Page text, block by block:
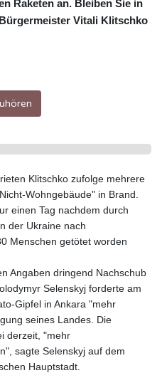
Raketen an. Bleiben Sie in
Vitali Klitschko
Klitschko zufolge mehrere
Wohngebäude" in Brand.
einen Tag nachdem durch
der Ukraine nach
Menschen getötet worden
Angaben dringend Nachschub
Selenskyj forderte am
Gipfel in Ankara "mehr
seines Landes. Die
derzeit, "mehr
sagte Selenskyj auf dem
Hauptstadt.